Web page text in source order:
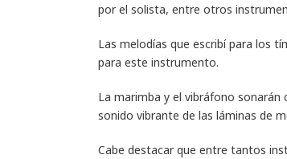
por el solista, entre otros
Las melodías que escribí para los
para este instrumento.
La marimba y el vibráfono
sonido vibrante de las láminas de
Cabe destacar que entre tantos